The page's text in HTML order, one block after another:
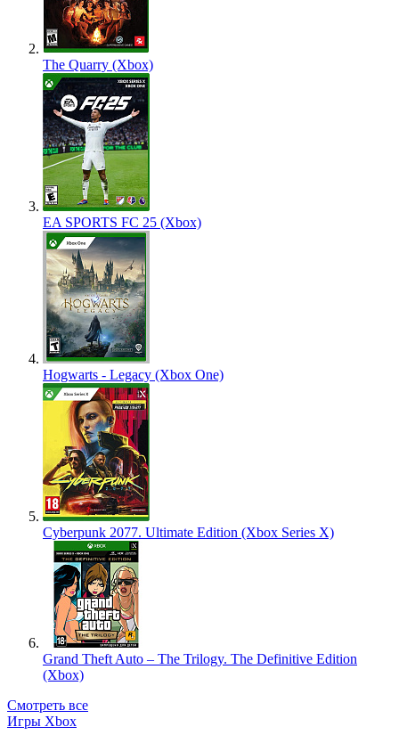
The Quarry (Xbox)
EA SPORTS FC 25 (Xbox)
Hogwarts - Legacy (Xbox One)
Cyberpunk 2077. Ultimate Edition (Xbox Series X)
Grand Theft Auto – The Trilogy. The Definitive Edition
(Xbox)
Смотреть все
Игры Xbox